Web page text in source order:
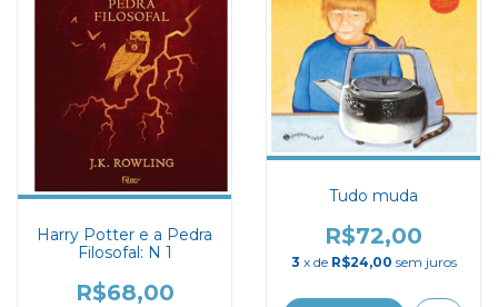
Harry Potter e a Pedra
Filosofal: N 1
R$68,00
Tudo muda
R$72,00
3 x de R$24,00 sem juros